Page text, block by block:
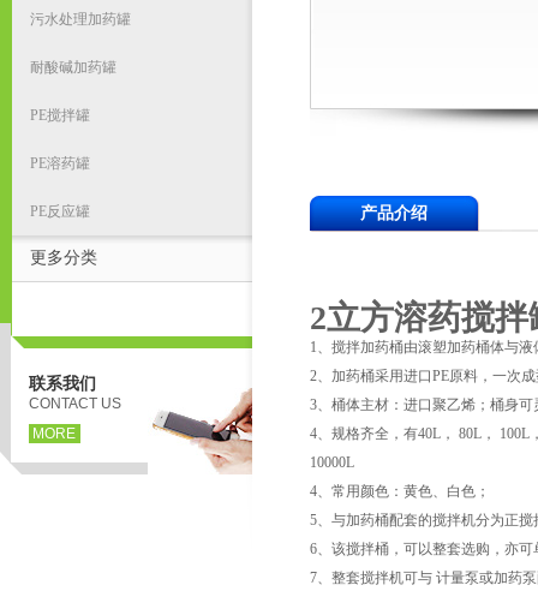
污水处理加药罐
耐酸碱加药罐
PE搅拌罐
PE溶药罐
PE反应罐
更多分类
联系我们
CONTACT US
MORE
产品介绍
2立方溶药搅
1、搅拌加药桶由滚塑加药桶体与
2、加药桶采用进口PE原料，一次
3、桶体主材：进口聚乙烯；桶身
4、规格齐全，有40L， 80L， 100L
10000L
4、常用颜色：黄色、白色；
5、与加药桶配套的搅拌机分为正
6、该搅拌桶，可以整套选购，亦
7、整套搅拌机可与 计量泵或加药